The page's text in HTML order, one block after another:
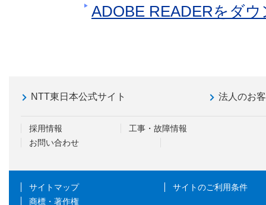
ADOBE READERをダ
NTT東日本公式サイト 法人のお
採用情報
工事・故障情報
お問い合わせ
サイトマップ
サイトのご利用条件
商標・著作権